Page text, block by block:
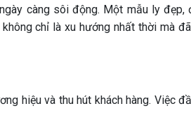
càng sôi động. Một mẫu ly đẹp,
chỉ là xu hướng nhất thời mà
hiệu và thu hút khách hàng. Việc